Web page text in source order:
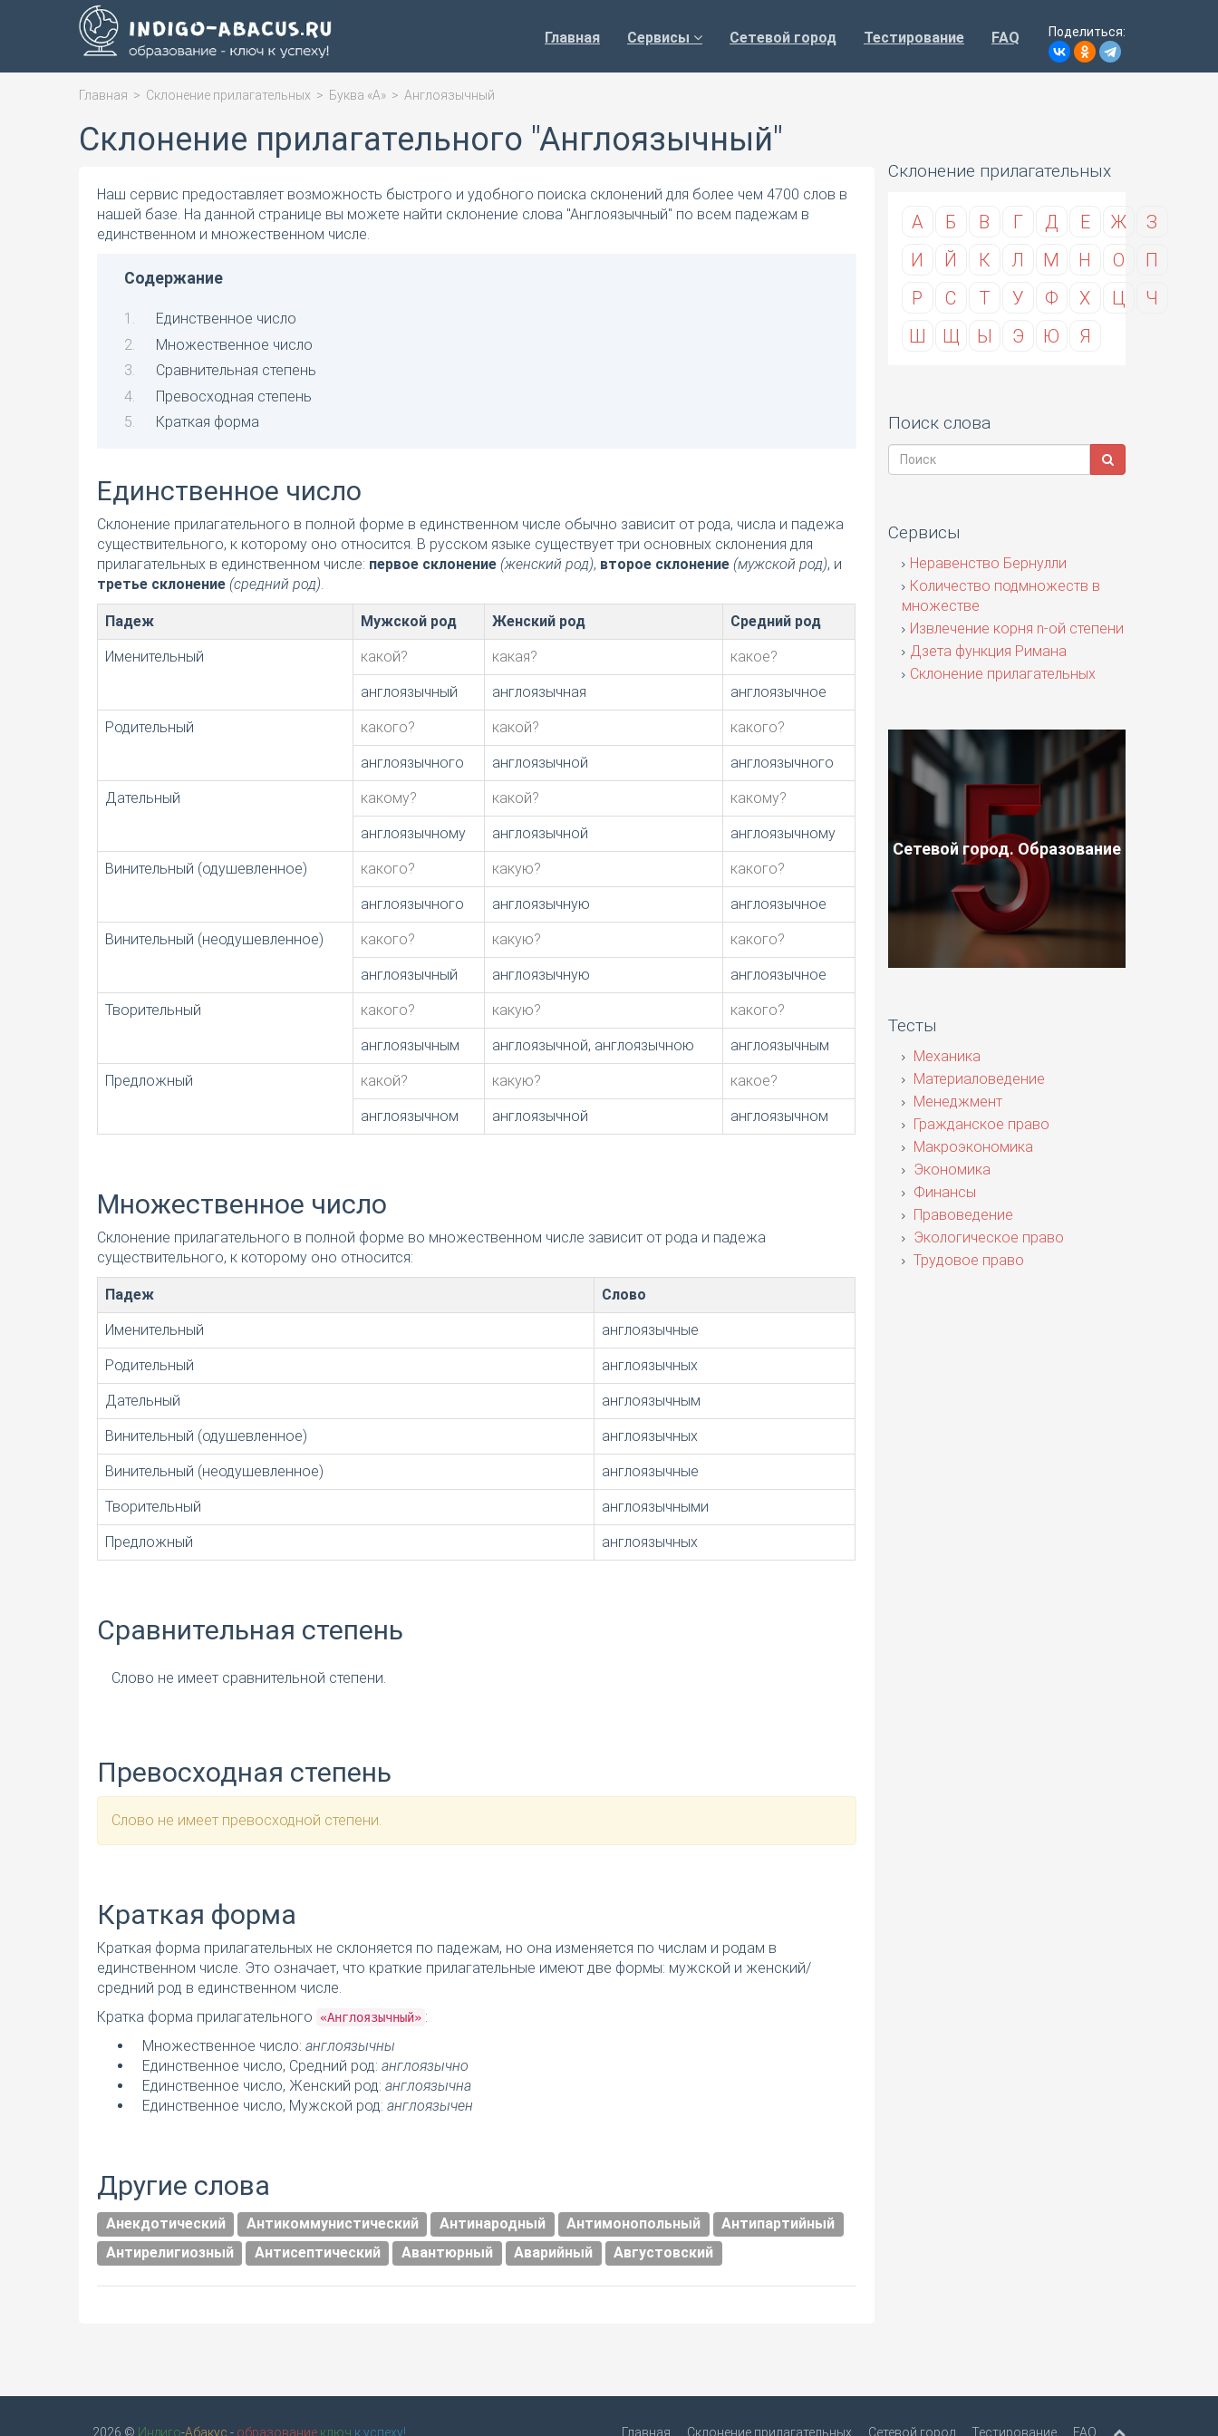
Главная Сервисы Сетевой город Тестирование FAQ Поделиться:
Главная > Склонение прилагательных > Буква «А» > Англоязычный
Склонение прилагательного "Англоязычный"
Наш сервис предоставляет возможность быстрого и удобного поиска склонений для более чем 4700 слов в
нашей базе. На данной странице вы можете найти склонение слова "Англоязычный" по всем падежам в
единственном и множественном числе.
Содержание
Единственное число
Множественное число
Сравнительная степень
Превосходная степень
Краткая форма
Единственное число
Склонение прилагательного в полной форме в единственном числе обычно зависит от рода, числа и падежа
существительного, к которому оно относится. В русском языке существует три основных склонения для
прилагательных в единственном числе: первое склонение (женский род), второе склонение (мужской род), и
третье склонение (средний род).
Падеж Мужской род Женский род Средний род
Именительный какой? какая? какое?
англоязычный англоязычная англоязычное
Родительный какого? какой? какого?
англоязычного англоязычной англоязычного
Дательный какому? какой? какому?
англоязычному англоязычной англоязычному
Винительный (одушевленное) какого? какую? какого?
англоязычного англоязычную англоязычное
Винительный (неодушевленное) какого? какую? какого?
англоязычный англоязычную англоязычное
Творительный какого? какую? какого?
англоязычным англоязычной, англоязычною англоязычным
Предложный какой? какую? какое?
англоязычном англоязычной англоязычном
Множественное число
Склонение прилагательного в полной форме во множественном числе зависит от рода и падежа
существительного, к которому оно относится:
Падеж Слово
Именительный англоязычные
Родительный англоязычных
Дательный англоязычным
Винительный (одушевленное) англоязычных
Винительный (неодушевленное) англоязычные
Творительный англоязычными
Предложный англоязычных
Сравнительная степень
Слово не имеет сравнительной степени.
Превосходная степень
Слово не имеет превосходной степени.
Краткая форма
Краткая форма прилагательных не склоняется по падежам, но она изменяется по числам и родам в
единственном числе. Это означает, что краткие прилагательные имеют две формы: мужской и женский/
средний род в единственном числе.
Кратка форма прилагательного
«Англоязычный» :
Множественное число: англоязычны
Единственное число, Средний род: англоязычно
Единственное число, Женский род: англоязычна
Единственное число, Мужской род: англоязычен
Другие слова
Анекдотический Антикоммунистический Антинародный Антимонопольный
Антипартийный
Антирелигиозный
Антисептический Авантюрный Аварийный Августовский
Склонение прилагательных
А Б В Г Д Е Ж
З
И
Й К Л М Н О
П
Р
С Т У Ф Х Ц
Ч
Ш
Щ Ы Э Ю Я
Поиск слова
Сервисы
Неравенство Бернулли
Количество подмножеств в
множестве
Извлечение корня n-ой степени
Дзета функция Римана
Склонение прилагательных
Сетевой город. Образование
Тесты
Механика
Материаловедение
Менеджмент
Гражданское право
Макроэкономика
Экономика
Финансы
Правоведение
Экологическое право
Трудовое право
2026 © Индиго-Абакус - образование ключ к успеху! Главная Склонение прилагательных Сетевой город Тестирование FAQ